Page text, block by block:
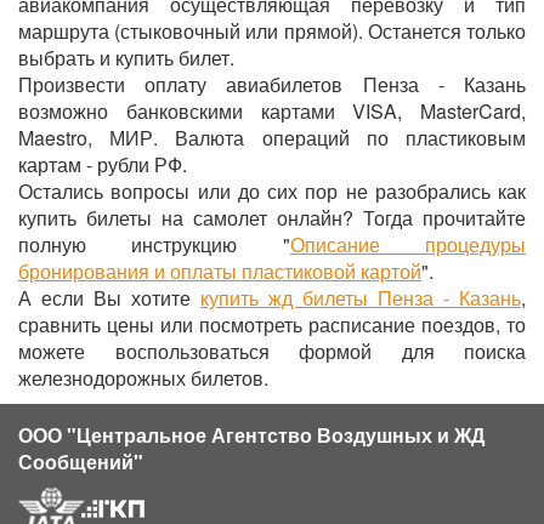
маршрута (стыковочный или прямой). Останется только
выбрать и купить билет.
Произвести оплату авиабилетов Пенза - Казань
возможно банковскими картами VISA, MasterCard,
Maestro, МИР. Валюта операций по пластиковым
картам - рубли РФ.
Остались вопросы или до сих пор не разобрались как
купить билеты на самолет онлайн? Тогда прочитайте
полную инструкцию "Описание процедуры
бронирования и оплаты пластиковой картой".
А если Вы хотите купить жд билеты Пенза - Казань,
сравнить цены или посмотреть расписание поездов, то
можете воспользоваться формой для поиска
железнодорожных билетов.
ООО "Центральное Агентство Воздушных и ЖД
Сообщений"